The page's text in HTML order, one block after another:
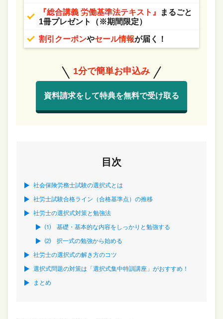
『総合講義 労働基準法テキスト』
まるごと
1冊プレゼント（※期間限定）
割引クーポンやセール情報が届く！
1分で簡単お申込み
資料請求をして特典を無料で受け取る
目次
社会保険労務士試験の選択式とは
社労士試験合格ライン（合格基準点）の推移
社労士の選択式対策と勉強法
⑴ 基礎・基本的な内容をしっかりと勉強する
⑵ 択一式の勉強から始める
社労士の選択式の解き方のコツ
選択式問題の対策は「選択式集中特訓講座」がおすすめ！
まとめ